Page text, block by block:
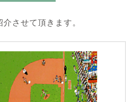
させて頂きます。